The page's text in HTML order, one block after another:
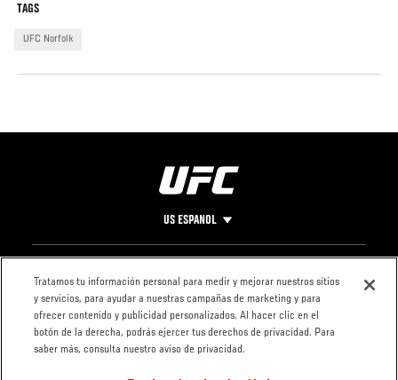
TAGS
UFC Norfolk
US ESPANOL
Pie
de
Página
CONTACTO
LEGAL
Condiciones
Política de
privacidad
Tratamos tu información personal para medir y mejorar nuestros sitios
y servicios, para ayudar a nuestras campañas de marketing y para
ofrecer contenido y publicidad personalizados. Al hacer clic en el
botón de la derecha, podrás ejercer tus derechos de privacidad. Para
saber más, consulta nuestro aviso de privacidad.